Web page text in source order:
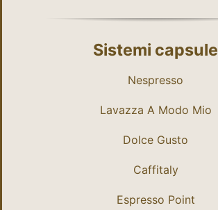
Sistemi capsule
Nespresso
Lavazza A Modo Mio
Dolce Gusto
Caffitaly
Espresso Point